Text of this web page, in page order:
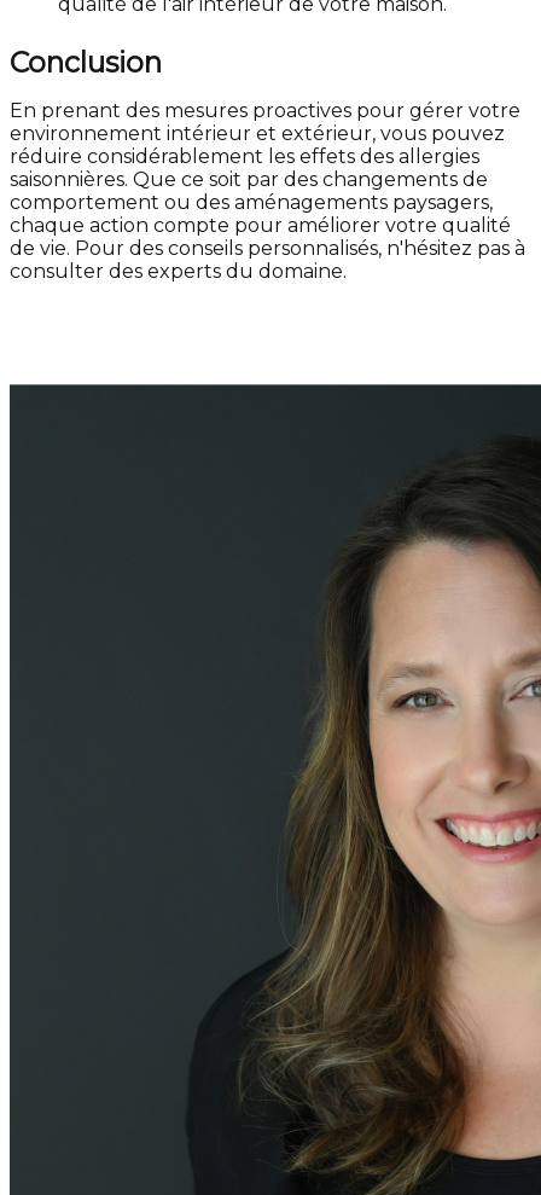
qualité de l'air intérieur de votre maison.
Conclusion
En prenant des mesures proactives pour gérer votre
environnement intérieur et extérieur, vous pouvez
réduire considérablement les effets des allergies
saisonnières. Que ce soit par des changements de
comportement ou des aménagements paysagers,
chaque action compte pour améliorer votre qualité
de vie. Pour des conseils personnalisés, n'hésitez pas à
consulter des experts du domaine.